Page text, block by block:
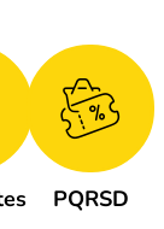
PQRSD